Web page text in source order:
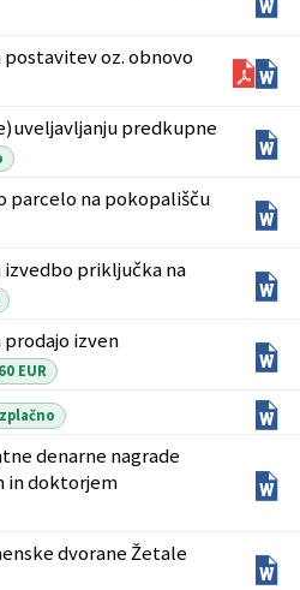
postavitev oz. obnovo
predkupne
parcelo na pokopališču
izvedbo priključka na
prodajo izven
EUR
denarne nagrade
in doktorjem
dvorane Žetale